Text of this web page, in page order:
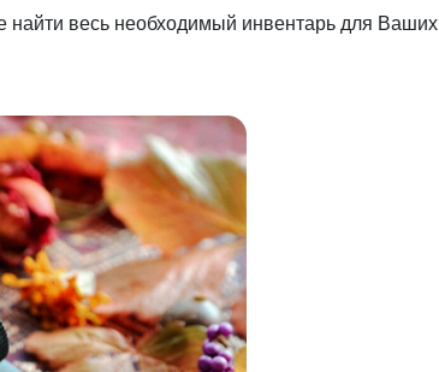
весь необходимый инвентарь для Ваших